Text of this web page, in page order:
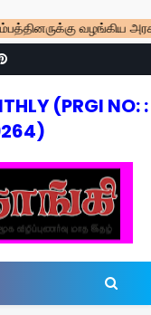
வழங்கிய
(PRGI NO: :